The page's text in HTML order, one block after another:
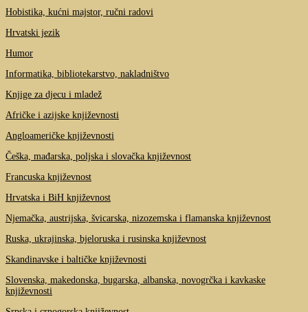
Hobistika, kućni majstor, ručni radovi
Hrvatski jezik
Humor
Informatika, bibliotekarstvo, nakladništvo
Knjige za djecu i mladež
Afričke i azijske književnosti
Angloameričke književnosti
Češka, mađarska, poljska i slovačka književnost
Francuska književnost
Hrvatska i BiH književnost
Njemačka, austrijska, švicarska, nizozemska i flamanska književnost
Ruska, ukrajinska, bjeloruska i rusinska književnost
Skandinavske i baltičke književnosti
Slovenska, makedonska, bugarska, albanska, novogrčka i kavkaske
književnosti